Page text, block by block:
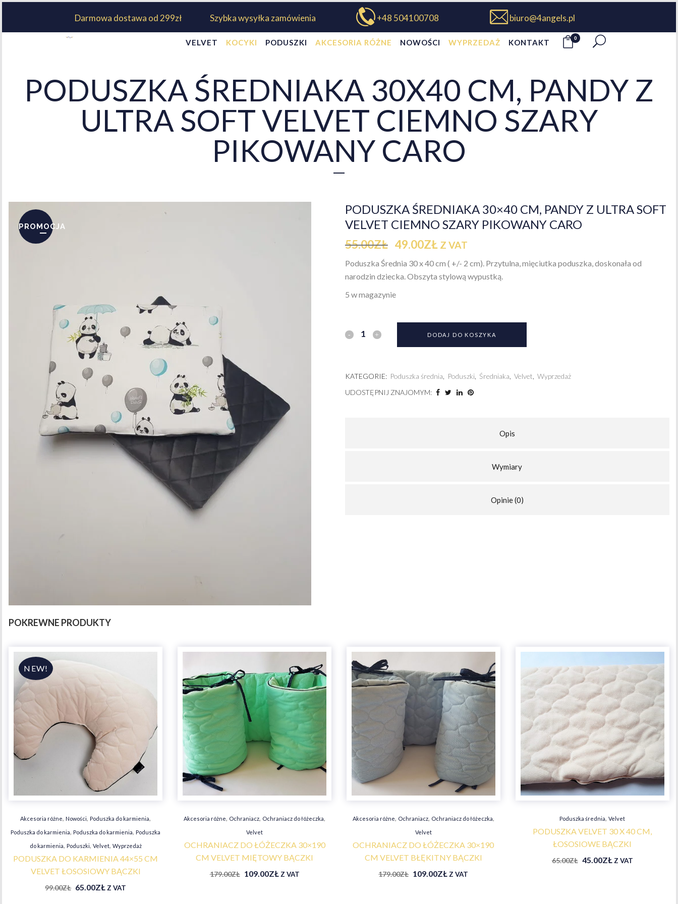
Darmowa dostawa od 299zł Szybka wysyłka zamówienia +48 504100708 biuro@4angels.pl
0
VELVET KOCYKI PODUSZKI AKCESORIA RÓŻNE NOWOŚCI WYPRZEDAŻ KONTAKT
PODUSZKA ŚREDNIAKA 30X40 CM, PANDY Z
ULTRA SOFT VELVET CIEMNO SZARY
PIKOWANY CARO
PROMOCJA
PODUSZKA ŚREDNIAKA 30×40 CM, PANDY Z ULTRA SOFT
VELVET CIEMNO SZARY PIKOWANY CARO
55.00ZŁ 49.00ZŁ Z VAT
Poduszka Średnia 30 x 40 cm ( +/- 2 cm). Przytulna, mięciutka poduszka, doskonała od
narodzin dziecka. Obszyta stylową wypustką.
5 w magazynie
DODAJ DO KOSZYKA
KATEGORIE: Poduszka średnia Poduszki, Średniaka Velvet Wyprzedaż
UDOSTĘPNIJ ZNAJOMYM:
Opis
Wymiary
Opinie (0)
POKREWNE PRODUKTY
Akcesoria różne, Nowości, Poduszka do karmienia,
Poduszka do karmienia, Poduszka do karmienia, Poduszka
do karmienia, Poduszki, Velvet, Wyprzedaż
PODUSZKA DO KARMIENIA 44×55 CM
VELVET ŁOSOSIOWY BĄCZKI
99.00ZŁ 65.00ZŁ Z VAT
Akcesoria różne, Ochraniacz, Ochraniacz do łóżeczka,
Velvet
OCHRANIACZ DO ŁÓŻECZKA 30×190
CM VELVET MIĘTOWY BĄCZKI
179.00ZŁ 109.00ZŁ Z VAT
Akcesoria różne, Ochraniacz, Ochraniacz do łóżeczka,
Velvet
OCHRANIACZ DO ŁÓŻECZKA 30×190
CM VELVET BŁĘKITNY BĄCZKI
179.00ZŁ 109.00ZŁ Z VAT
Poduszka średnia,Velvet
PODUSZKA VELVET 30 X 40 CM,
ŁOSOSIOWE BĄCZKI
65.00ZŁ 45.00ZŁ Z VAT